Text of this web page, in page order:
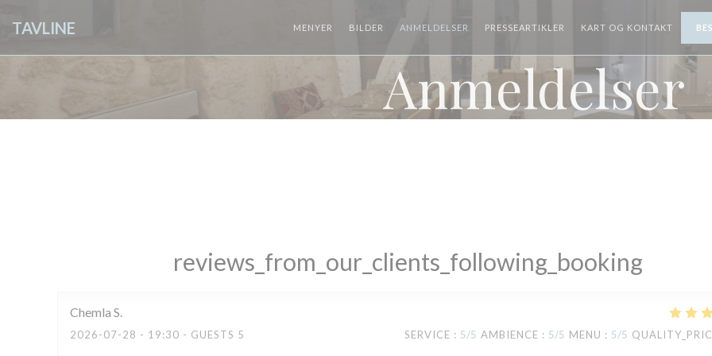
TAVLINE MENYER BILDER ANMELDELSER PRESSEARTIKLER KART OG KONTAKT
Anmeldelser
reviews_from_our_clients_following_booking
Chemla S
2026-07-28 - 19:30 - GUESTS 5 SERVICE : 5/5 AMBIENCE : 5/5 MENU : 5/5